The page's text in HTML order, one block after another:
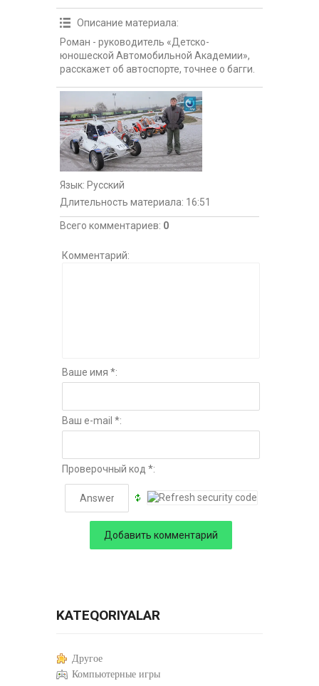
Описание материала:
Роман - руководитель «Детско-
юношеской Автомобильной Академии»,
расскажет об автоспорте, точнее о багги.
Язык: Русский
Длительность материала: 16:51
Всего комментариев: 0
Комментарий:
Ваше имя *:
Ваш e-mail *:
Проверочный код *:
KATEQORIYALAR
Другое
Компьютерные игры